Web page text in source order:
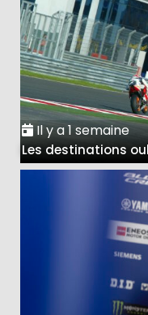
Il y a 1 semaine
Les destinations